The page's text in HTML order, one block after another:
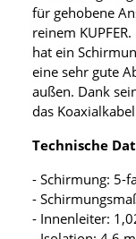
für gehobene
reinem
hat ein
eine sehr gute
außen. Dank
das
Technische
- Schirmung: 5-
-
- Innenleiter: